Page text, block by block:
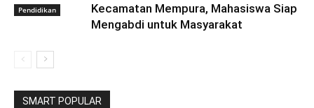
Pendidikan
Kecamatan Mempura, Mahasiswa Siap
Mengabdi untuk Masyarakat
SMART POPULAR